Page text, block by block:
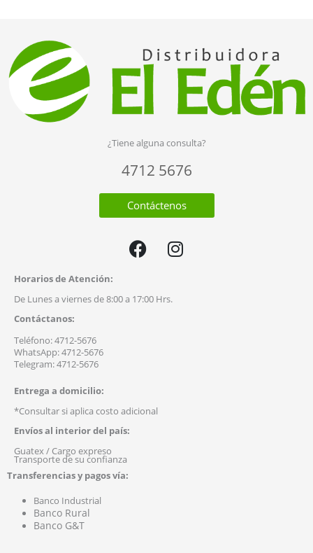
¿Tiene alguna consulta?
4712 5676
Contáctenos
F
a
e
b
I
n
Horarios de Atención:
De Lunes a viernes de 8:00 a 17:00 Hrs.
Contáctanos:
Teléfono: 4712-5676
WhatsApp: 4712-5676
Telegram: 4712-5676
Entrega a domicilio:
*Consultar si aplica costo adicional
Envíos al interior del país:
Guatex / Cargo expreso
Transporte de su confianza
Transferencias y pagos vía:
Banco Industrial
Banco Rural
Banco G&T